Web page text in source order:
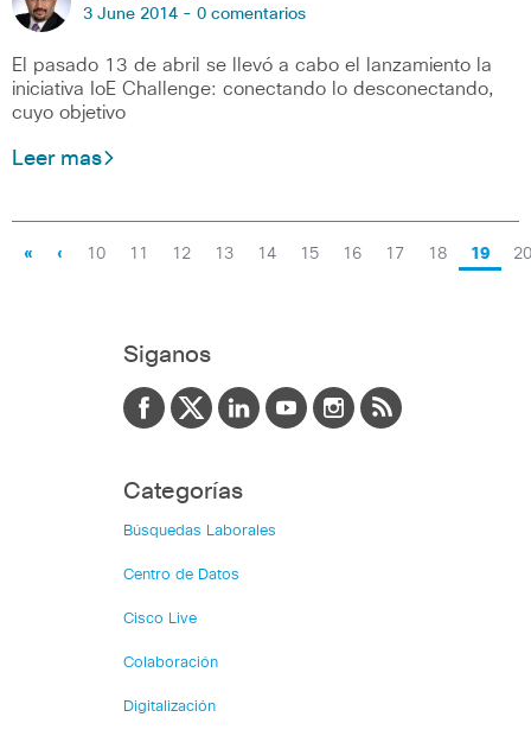
3 June 2014 - 0 comentarios
El pasado 13 de abril se llevó a cabo el lanzamiento la
iniciativa IoE Challenge: conectando lo desconectando,
cuyo objetivo
Leer mas
« ‹ 10 11 12 13 14 15 16 17 18 19 20
Siganos
Categorías
Búsquedas Laborales
Centro de Datos
Cisco Live
Colaboración
Digitalización